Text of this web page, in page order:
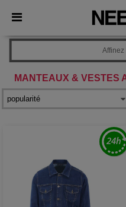
× Appli Needen
Meilleurs prix sur l’app !
MANTEAUX & VESTES
Affinez